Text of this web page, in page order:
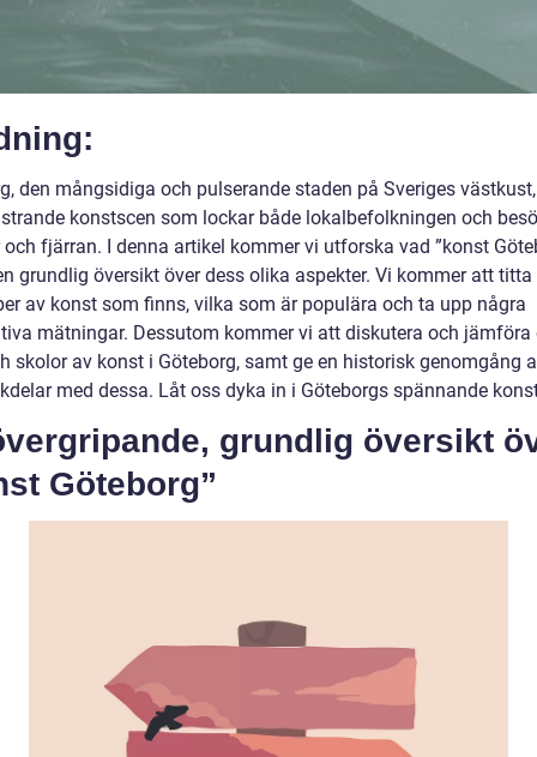
den mångsidiga och pulserande staden på Sveriges
konstscen som lockar både lokalbefolkningen och
fjärran. I denna artikel kommer vi utforska vad ”konst
grundlig översikt över dess olika aspekter. Vi kommer att titta
av konst som finns, vilka som är populära och ta upp några
mätningar. Dessutom kommer vi att diskutera och jämföra
skolor av konst i Göteborg, samt ge en historisk genomgång
med dessa. Låt oss dyka in i Göteborgs spännande
grundlig översikt
Göteborg”